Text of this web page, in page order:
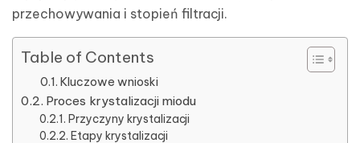
przechowywania i stopień filtracji.
Table of Contents
Kluczowe wnioski
Proces krystalizacji miodu
Przyczyny krystalizacji
Etapy krystalizacji